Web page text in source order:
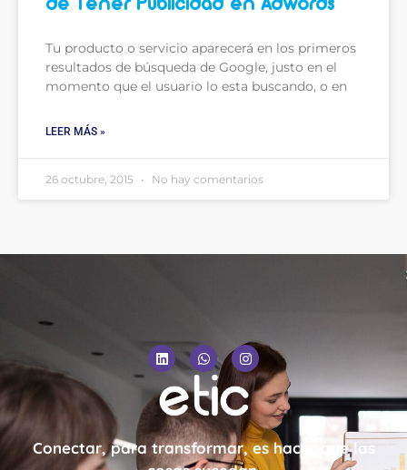
de Tener Publicidad en Adwords
Tu producto o servicio aparecerá en los primeros
resultados de búsqueda de Google, justo en el
momento que el usuario lo esta buscando, o en
LEER MÁS »
26 octubre, 2015 No hay comentarios
Conectar, para transformar, es hacer que las